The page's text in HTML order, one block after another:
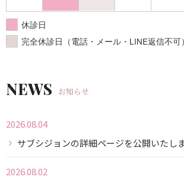
休診日
完全休診日（電話・メール・LINE返信不可）
お知らせ
2026.08.04
サブシジョンの詳細ページを公開いたし
2026.08.02